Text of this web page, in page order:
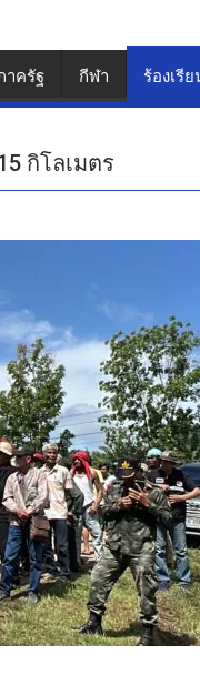
าครัฐ กีฬา ร้องเรีย
กิโลเมตร